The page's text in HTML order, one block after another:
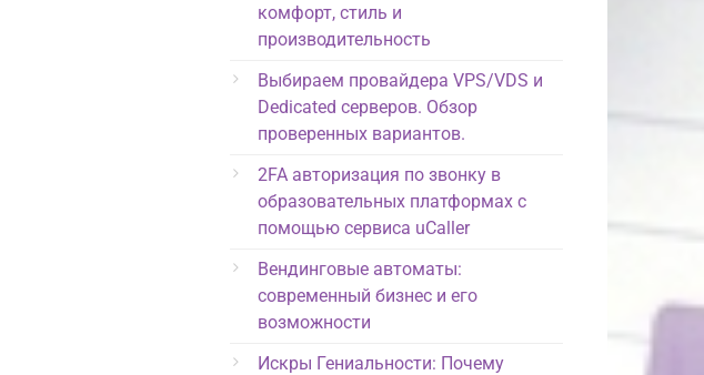
комфорт, стиль и
производительность
Выбираем провайдера VPS/VDS и
Dedicated серверов. Обзор
проверенных вариантов.
2FA авторизация по звонку в
образовательных платформах с
помощью сервиса uCaller
Вендинговые автоматы:
современный бизнес и его
возможности
Искры Гениальности: Почему